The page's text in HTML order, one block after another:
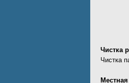
Чистка
Чистка